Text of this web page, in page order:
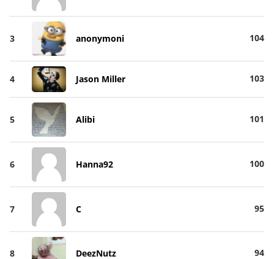
3 anonymoni 104
4 Jason Miller 103
5 Alibi 101
6 Hanna92 100
7 C 95
8 DeezNutz 94